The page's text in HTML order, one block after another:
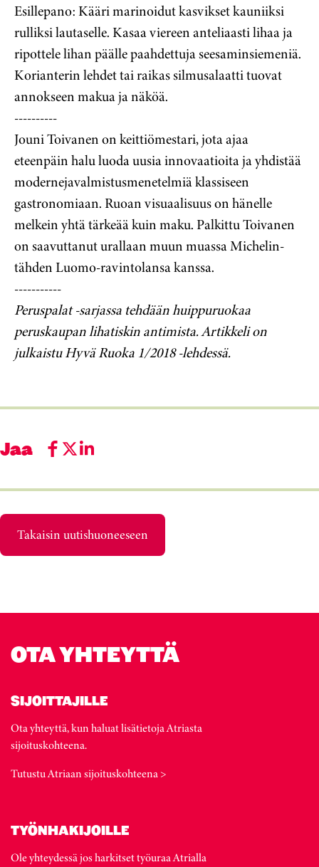
Esillepano: Kääri marinoidut kasvikset kauniiksi
rulliksi lautaselle. Kasaa viereen anteliaasti lihaa ja
ripottele lihan päälle paahdettuja seesaminsiemeniä.
Korianterin lehdet tai raikas silmusalaatti tuovat
annokseen makua ja näköä.
----------
Jouni Toivanen on keittiömestari, jota ajaa
eteenpäin halu luoda uusia innovaatioita ja yhdistää
modernejavalmistusmenetelmiä klassiseen
gastronomiaan. Ruoan visuaalisuus on hänelle
melkein yhtä tärkeää kuin maku. Palkittu Toivanen
on saavuttanut urallaan muun muassa Michelin-
tähden Luomo-ravintolansa kanssa.
-----------
Peruspalat -sarjassa tehdään huippuruokaa
peruskaupan lihatiskin antimista. Artikkeli on
julkaistu Hyvä Ruoka 1/2018 -lehdessä.
Jaa
Takaisin uutishuoneeseen
OTA YHTEYTTÄ
SIJOITTAJILLE
Ota yhteyttä, kun haluat lisätietoja Atriasta
sijoituskohteena.
Tutustu Atriaan sijoituskohteena >
TYÖNHAKIJOILLE
Ole yhteydessä jos harkitset työuraa Atrialla